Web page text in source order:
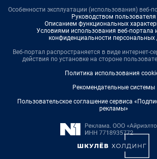
Особенности эксплуатации (использования) веб-
Руководством пользователя
Описанием функциональных
Условиями использования веб-портала
конфиденциальности
Веб-портал распространяется в виде интернет-
действия по установке на стороне
Политика использования
Рекомендательные системы
Пользовательское соглашение сервиса
рекламы»